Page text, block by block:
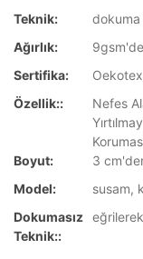
Teknik:
dokuma
Ağırlık:
Sertifika:
Özellik::
Nefes
Boyut:
3
Model:
susam,
Dokumasız
Teknik::